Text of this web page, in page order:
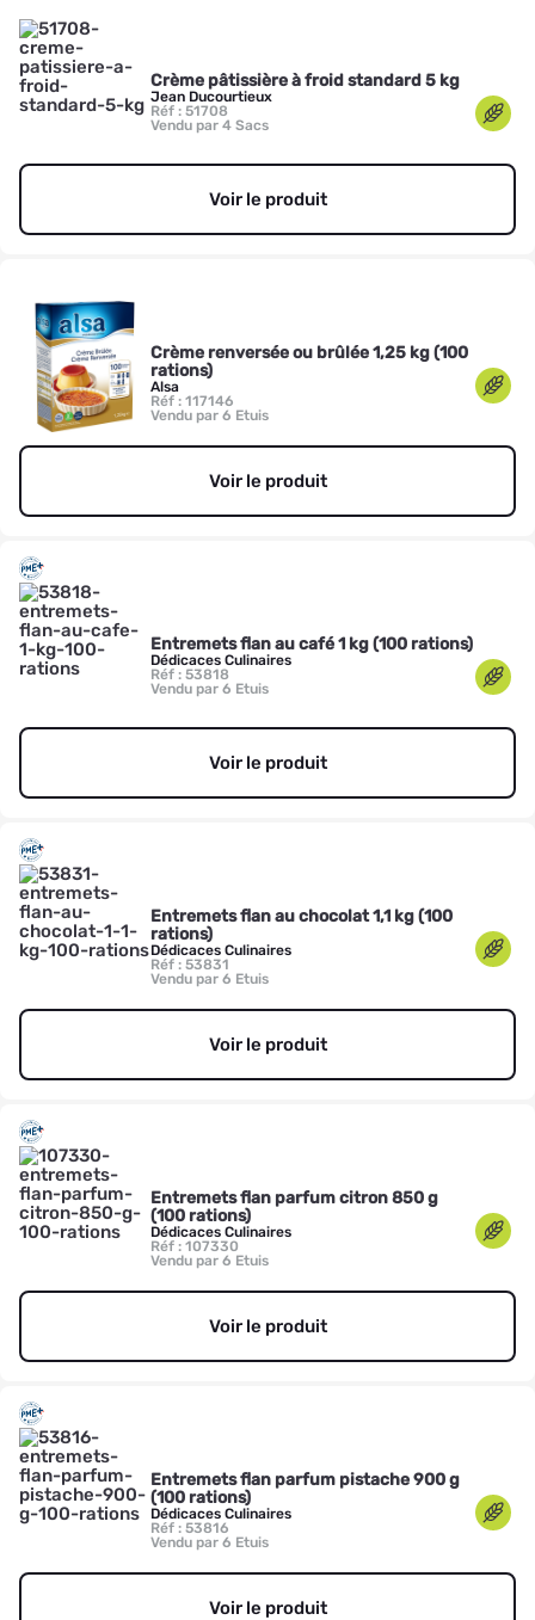
Crème pâtissière à froid standard 5 kg
Jean Ducourtieux
Réf : 51708
Vendu par 4 Sacs
Voir le produit
Crème renversée ou brûlée 1,25 kg (100
rations)
Alsa
Réf : 117146
Vendu par 6 Etuis
Voir le produit
Entremets flan au café 1 kg (100 rations)
Dédicaces Culinaires
Réf : 53818
Vendu par 6 Etuis
Voir le produit
Entremets flan au chocolat 1,1 kg (100
rations)
Dédicaces Culinaires
Réf : 53831
Vendu par 6 Etuis
Voir le produit
Entremets flan parfum citron 850 g
(100 rations)
Dédicaces Culinaires
Réf : 107330
Vendu par 6 Etuis
Voir le produit
Entremets flan parfum pistache 900 g
(100 rations)
Dédicaces Culinaires
Réf : 53816
Vendu par 6 Etuis
Voir le produit